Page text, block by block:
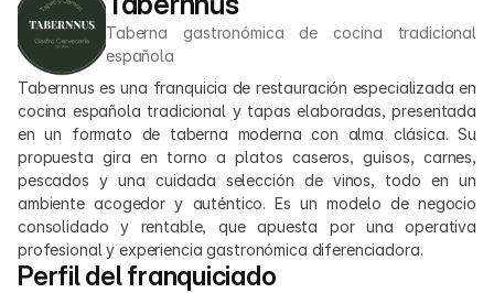
Taberna gastronómica de cocina tradicional
española
Tabernnus es una franquicia de restauración especializada en
cocina española tradicional y tapas elaboradas, presentada
en un formato de taberna moderna con alma clásica. Su
propuesta gira en torno a platos caseros, guisos, carnes,
pescados y una cuidada selección de vinos, todo en un
ambiente acogedor y auténtico. Es un modelo de negocio
consolidado y rentable, que apuesta por una operativa
profesional y experiencia gastronómica diferenciadora.
Perfil del franquiciado